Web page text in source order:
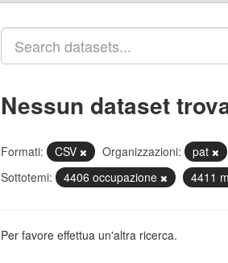
Nessun dataset
Formati: CSV Organizzazioni:
pat
Sottotemi:
4406 occupazione 4411
Per favore effettua un'altra ricerca.